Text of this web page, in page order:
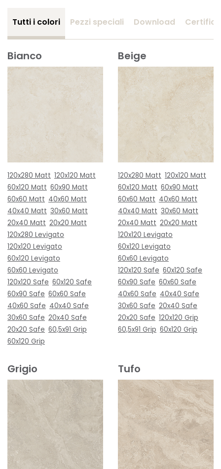
Tutti i colori Pezzi speciali Download
Bianco
120x280 Matt 120x120 Matt
60x120 Matt 60x90 Matt
60x60 Matt 40x60 Matt
40x40 Matt 30x60 Matt
20x40 Matt 20x20 Matt
120x280 Levigato
120x120 Levigato
60x120 Levigato
60x60 Levigato
120x120 Safe 60x120 Safe
60x90 Safe 60x60 Safe
40x60 Safe 40x40 Safe
30x60 Safe 20x40 Safe
20x20 Safe 60,5x91 Grip
60x120 Grip
Beige
120x280 Matt 120x120 Matt
60x120 Matt 60x90 Matt
60x60 Matt 40x60 Matt
40x40 Matt 30x60 Matt
20x40 Matt 20x20 Matt
120x120 Levigato
60x120 Levigato
60x60 Levigato
120x120 Safe 60x120 Safe
60x90 Safe 60x60 Safe
40x60 Safe 40x40 Safe
30x60 Safe 20x40 Safe
20x20 Safe 120x120 Grip
60,5x91 Grip 60x120 Grip
Grigio Tufo